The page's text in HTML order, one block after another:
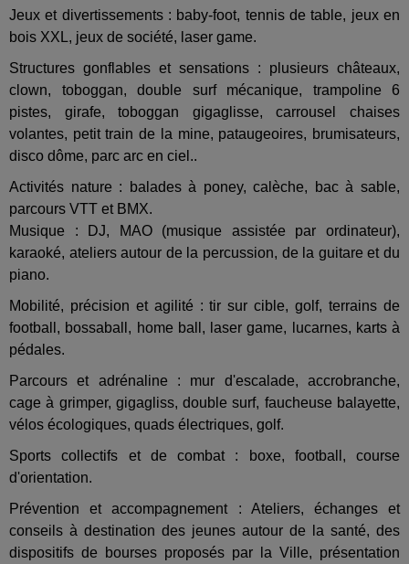
Jeux et divertissements : baby-foot, tennis de table, jeux en
bois XXL, jeux de société, laser game.
Structures gonflables et sensations : plusieurs châteaux,
clown, toboggan, double surf mécanique, trampoline 6
pistes, girafe, toboggan gigaglisse, carrousel chaises
volantes, petit train de la mine, pataugeoires, brumisateurs,
disco dôme, parc arc en ciel..
Activités nature : balades à poney, calèche, bac à sable,
parcours VTT et BMX.
Musique : DJ, MAO (musique assistée par ordinateur),
karaoké, ateliers autour de la percussion, de la guitare et du
piano.
Mobilité, précision et agilité : tir sur cible, golf, terrains de
football, bossaball, home ball, laser game, lucarnes, karts à
pédales.
Parcours et adrénaline : mur d'escalade, accrobranche,
cage à grimper, gigagliss, double surf, faucheuse balayette,
vélos écologiques, quads électriques, golf.
Sports collectifs et de combat : boxe, football, course
d'orientation.
Prévention et accompagnement : Ateliers, échanges et
conseils à destination des jeunes autour de la santé, des
dispositifs de bourses proposés par la Ville, présentation